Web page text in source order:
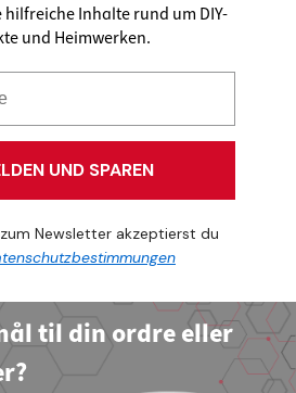
Inhalte rund um DIY-
und Heimwerken.
UND SPAREN
Newsletter akzeptierst du
til din ordre eller